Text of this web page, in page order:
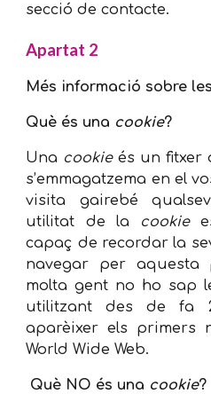
secció de contacte.
Apartat 2
Més informació sobre
Què és una cookie?
Una cookieés un fitxer
s’emmagatzema en el
visita gairebé
utilitat de la
cookie
capaç de recordar la
navegar per aquesta
molta gent no ho sap
utilitzant des de fa
aparèixer els primers
World Wide Web.
Què NO és una cookie?